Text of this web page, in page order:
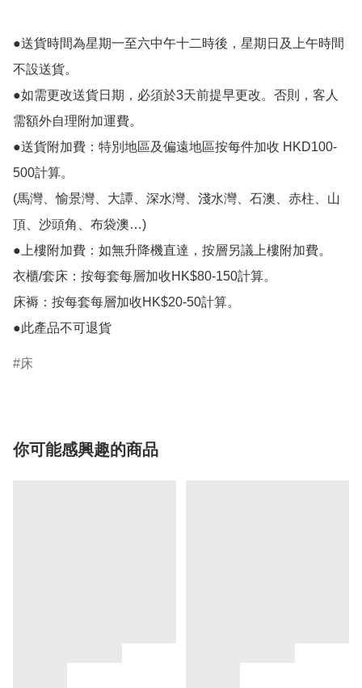
●送貨時間為星期一至六中午十二時後，星期日及上午時間
不設送貨。
●如需更改送貨日期，必須於3天前提早更改。否則，客人
需額外自理附加運費。
●送貨附加費：特別地區及偏遠地區按每件加收 HKD100-
500計算。
(馬灣、愉景灣、大譚、深水灣、淺水灣、石澳、赤柱、山
頂、沙頭角、布袋澳…)
●上樓附加費：如無升降機直達，按層另議上樓附加費。
衣櫃/套床：按每套每層加收HK$80-150計算。
床褥：按每套每層加收HK$20-50計算。
●此產品不可退貨
床
你可能感興趣的商品